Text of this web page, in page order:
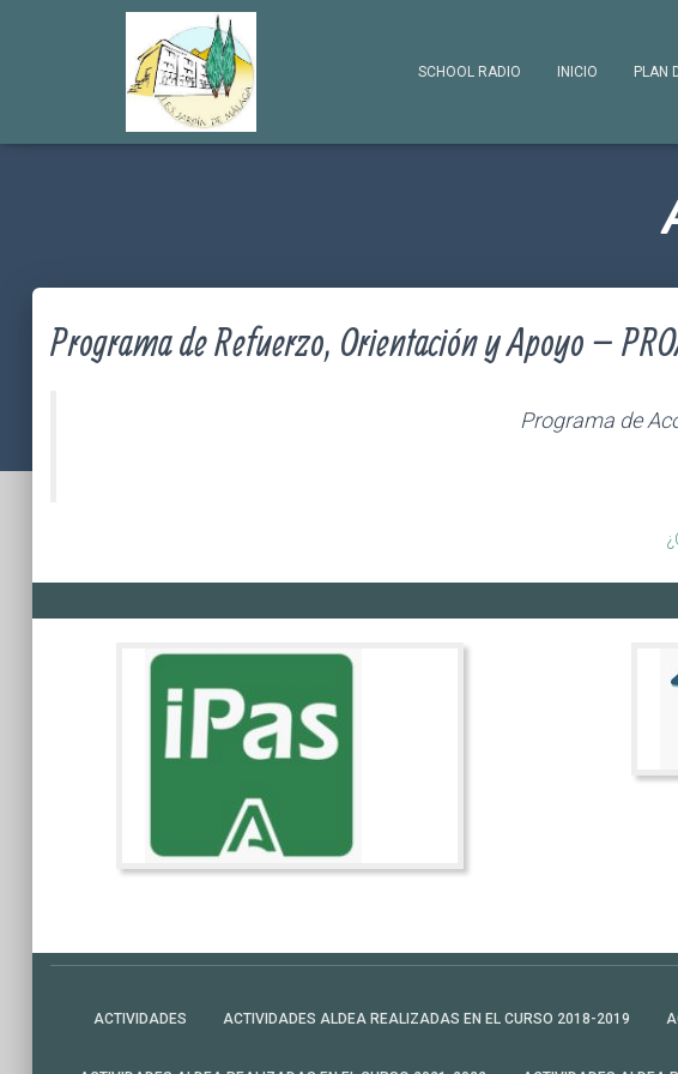
SCHOOL RADIO INICIO PLAN
Programa de Refuerzo, Orientación y Apoyo –
Programa de
ACTIVIDADES ACTIVIDADES ALDEA REALIZADAS EN EL CURSO 2018-2019